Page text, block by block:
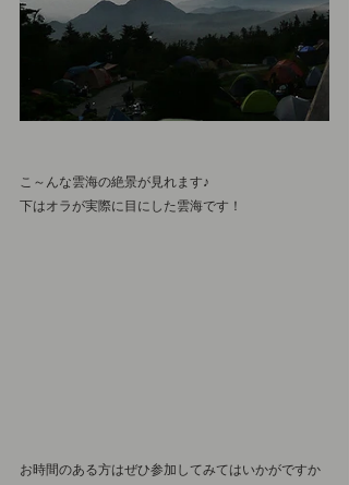
こ～んな雲海の絶景が見れます♪
下はオラが実際に目にした雲海です！
お時間のある方はぜひ参加してみてはいかがですか